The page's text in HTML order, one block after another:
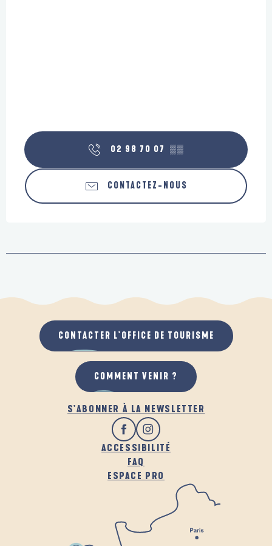
02 98 70 07 ▒▒
CONTACTEZ-NOUS
S'ABONNER À LA NEWSLETTER
ACCESSIBILITÉ
FAQ
ESPACE PRO
CONTACTER L'OFFICE DE TOURISME
COMMENT VENIR ?